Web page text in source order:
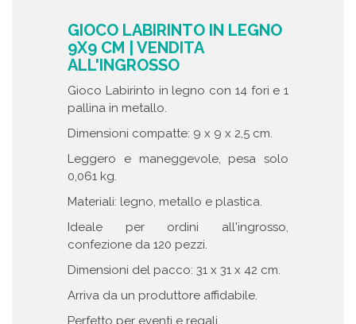
GIOCO LABIRINTO IN LEGNO
9X9 CM | VENDITA
ALL'INGROSSO
Gioco Labirinto in legno con 14 fori e 1
pallina in metallo.
Dimensioni compatte: 9 x 9 x 2,5 cm.
Leggero e maneggevole, pesa solo
0,061 kg.
Materiali: legno, metallo e plastica.
Ideale per ordini all'ingrosso,
confezione da 120 pezzi.
Dimensioni del pacco: 31 x 31 x 42 cm.
Arriva da un produttore affidabile.
Perfetto per eventi e regali.